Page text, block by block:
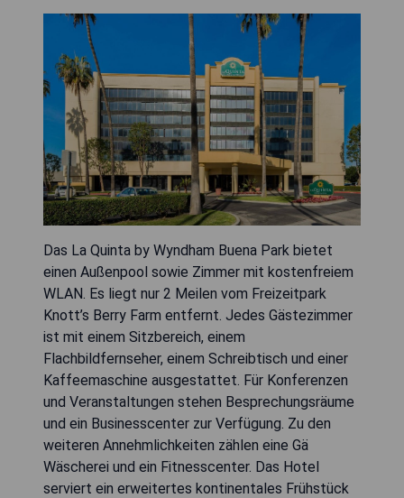
Das La Quinta by Wyndham Buena Park bietet
einen Außenpool sowie Zimmer mit kostenfreiem
WLAN. Es liegt nur 2 Meilen vom Freizeitpark
Knott’s Berry Farm entfernt. Jedes Gästezimmer
ist mit einem Sitzbereich, einem
Flachbildfernseher, einem Schreibtisch und einer
Kaffeemaschine ausgestattet. Für Konferenzen
und Veranstaltungen stehen Besprechungsräume
und ein Businesscenter zur Verfügung. Zu den
weiteren Annehmlichkeiten zählen eine Gä
Wäscherei und ein Fitnesscenter. Das Hotel
serviert ein erweitertes kontinentales Frühstück